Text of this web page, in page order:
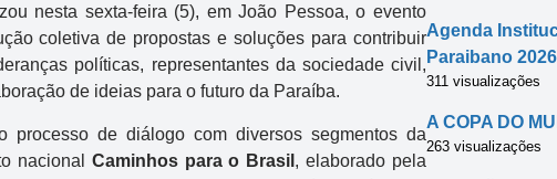
nesta sexta-feira (5), em João Pessoa, o evento
coletiva de propostas e soluções para contribuir
políticas, representantes da sociedade civil,
de ideias para o futuro da Paraíba.
processo de diálogo com diversos segmentos da
nacional Caminhos para o Brasil , elaborado pela
Agenda
Paraibano 2026
311 visualizações
A COPA DO
263 visualizações